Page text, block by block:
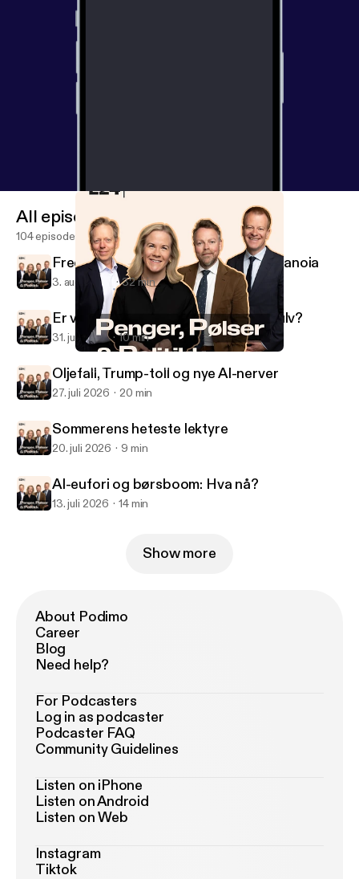
Penger, pølser og politikk
All episodes
104 episodes
Fredspris, Musk-show og robot-paranoia
3. aug. 2026 32 min
Er vi klare for demokratiets dansegulv?
31. juli 2026 10 min
Oljefall, Trump-toll og nye AI-nerver
27. juli 2026 20 min
Sommerens heteste lektyre
20. juli 2026 9 min
AI-eufori og børsboom: Hva nå?
13. juli 2026 14 min
Show more
About Podimo
Career
Blog
Need help?
For Podcasters
Log in as podcaster
Podcaster FAQ
Community Guidelines
Listen on iPhone
Listen on Android
Listen on Web
Instagram
Tiktok